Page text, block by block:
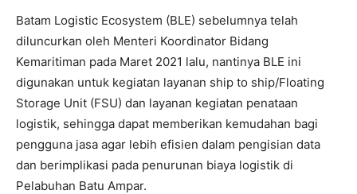
Batam Logistic Ecosystem (BLE) sebelumnya telah
diluncurkan oleh Menteri Koordinator Bidang
Kemaritiman pada Maret 2021 lalu, nantinya BLE ini
digunakan untuk kegiatan layanan ship to ship/Floating
Storage Unit (FSU) dan layanan kegiatan penataan
logistik, sehingga dapat memberikan kemudahan bagi
pengguna jasa agar lebih efisien dalam pengisian data
dan berimplikasi pada penurunan biaya logistik di
Pelabuhan Batu Ampar.